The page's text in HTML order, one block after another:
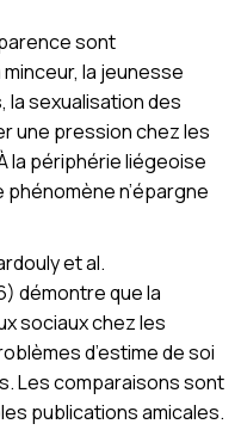
sont
la jeunesse
sexualisation des
une pression chez les
la périphérie liégeoise
phénomène n’épargne
et al.
démontre que la
sociaux chez les
d’estime de soi
Les comparaisons sont
publications amicales.